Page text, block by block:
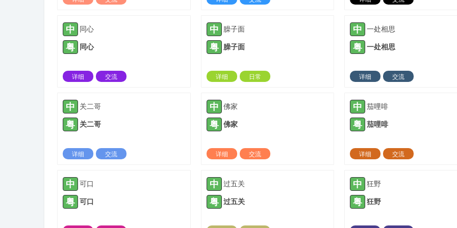
中 同心
粤 同心
详细
交流
中 臊子面
粤 臊子面
详细
日常
中 一处相思
粤 一处相思
详细
交流
中 关二哥
粤 关二哥
详细
交流
中 佛家
粤 佛家
详细
交流
中 茄哩啡
粤 茄哩啡
详细
交流
中 可口
粤 可口
中 过五关
粤 过五关
中 狂野
粤 狂野